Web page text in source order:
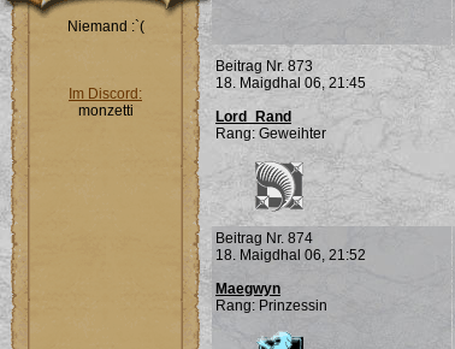
Niemand :`(
Im Discord:
monzetti
Beitrag Nr. 873
18. Maigdhal 06, 21:45
Lord_Rand
Rang: Geweihter
Beitrag Nr. 874
18. Maigdhal 06, 21:52
Maegwyn
Rang: Prinzessin